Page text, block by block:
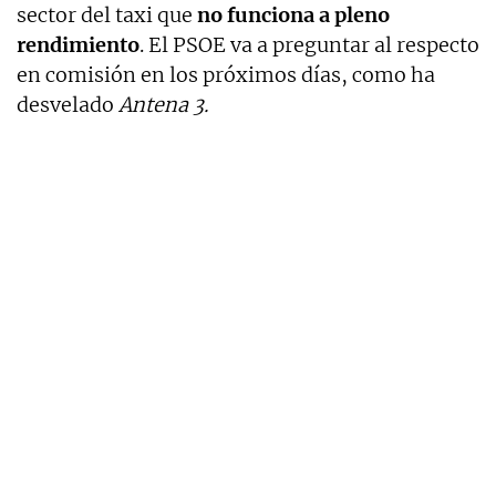
sector del taxi que no funciona a pleno
rendimiento. El PSOE va a preguntar al respecto
en comisión en los próximos días, como ha
desvelado Antena 3.